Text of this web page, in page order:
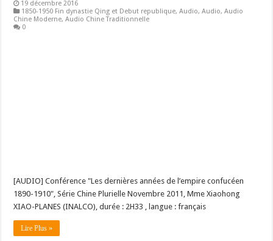
19 décembre 2016
1850-1950 Fin dynastie Qing et Debut republique,Audio,Audio,Audio
Chine Moderne,Audio Chine Traditionnelle
0
[AUDIO] Conférence "Les dernières années de l’empire confucéen
1890-1910", Série Chine Plurielle Novembre 2011, Mme Xiaohong
XIAO-PLANES (INALCO), durée : 2H33 , langue : français
Lire Plus »